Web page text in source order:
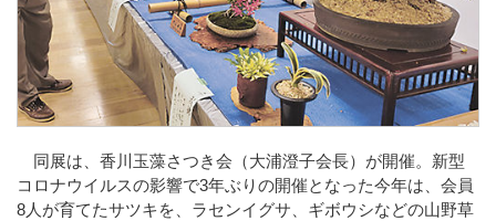
同展は、香川玉藻さつき会（大浦澄子会長）が開催。新型
コロナウイルスの影響で3年ぶりの開催となった今年は、会員
8人が育てたサツキを、ラセンイグサ、ギボウシなどの山野草